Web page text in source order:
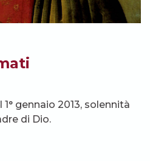
gennaio 2013, solennità
di Dio.